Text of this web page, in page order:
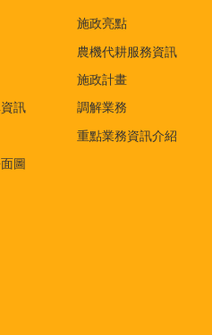
訊
圖
施政亮點
農機代耕服務資訊
施政計畫
調解業務
重點業務資訊介紹